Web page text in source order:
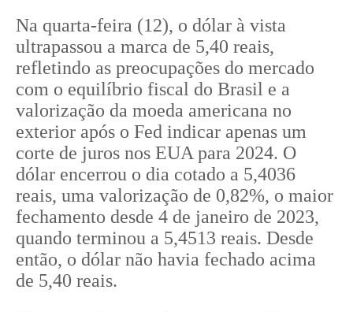
Na quarta-feira (12), o dólar à vista
ultrapassou a marca de 5,40 reais,
refletindo as preocupações do mercado
com o equilíbrio fiscal do Brasil e a
valorização da moeda americana no
exterior após o Fed indicar apenas um
corte de juros nos EUA para 2024. O
dólar encerrou o dia cotado a 5,4036
reais, uma valorização de 0,82%, o maior
fechamento desde 4 de janeiro de 2023,
quando terminou a 5,4513 reais. Desde
então, o dólar não havia fechado acima
de 5,40 reais.